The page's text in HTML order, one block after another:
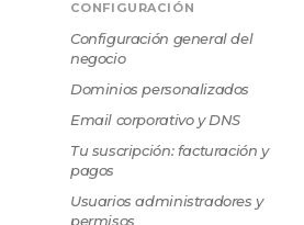
CONFIGURACIÓN
Configuración general del
negocio
Dominios personalizados
Email corporativo y DNS
Tu suscripción: facturación y
pagos
Usuarios administradores y
permisos